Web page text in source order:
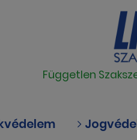
Független